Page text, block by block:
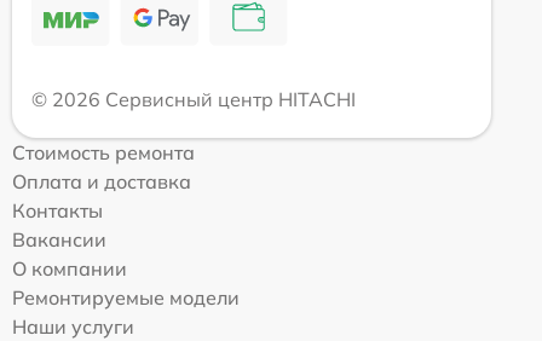
© 2026 Сервисный центр HITACHI
Стоимость ремонта
Оплата и доставка
Контакты
Вакансии
О компании
Ремонтируемые модели
Наши услуги